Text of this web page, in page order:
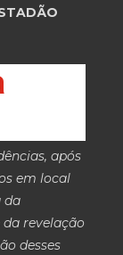
após
em local
da
da revelação
desses